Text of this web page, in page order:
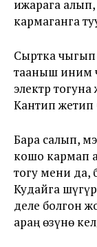
ижарага
кармаганга
Сыртка чыгып
тааныш иним
электр
Кантип
Бара салып,
кошо кармап
тогу мени да,
Кудайга
деле болгон
араң өзүнө